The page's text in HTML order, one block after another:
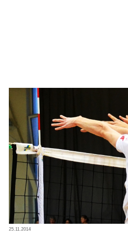
25.11.2014